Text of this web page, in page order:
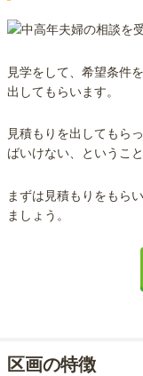
見学をして、希望条件
出してもらいます。
見積もりを出してもら
ばいけない、というこ
まずは見積もりをもら
ましょう。
区画の特徴